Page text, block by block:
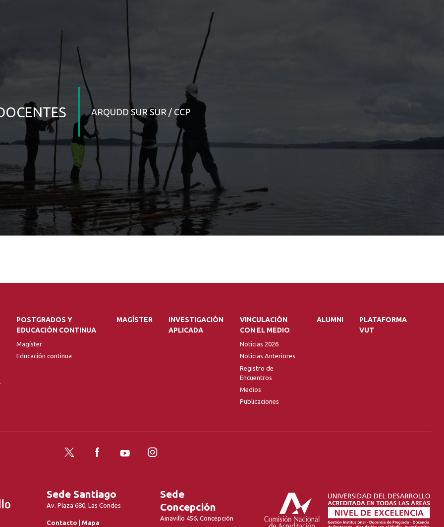
ARQUDD SUR SUR / CCP
POSTGRADOS Y
EDUCACIÓN CONTINUA
Magíster
Educación continua
MAGÍSTER
INVESTIGACIÓN
APLICADA
VINCULACIÓN
CON EL MEDIO
Noticias 2026
Noticias Anteriores
Registro de
Encuentros
Medios
Publicaciones
ALUMNI
PLATAFORMA
VUT
Twitter FacebookYouTubeInstagram
Sede Santiago
Av. Plaza 680, Las Condes
Contacto | Mapa
Sede
Concepción
Ainavillo 456, Concepción